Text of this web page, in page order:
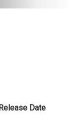
Release Date